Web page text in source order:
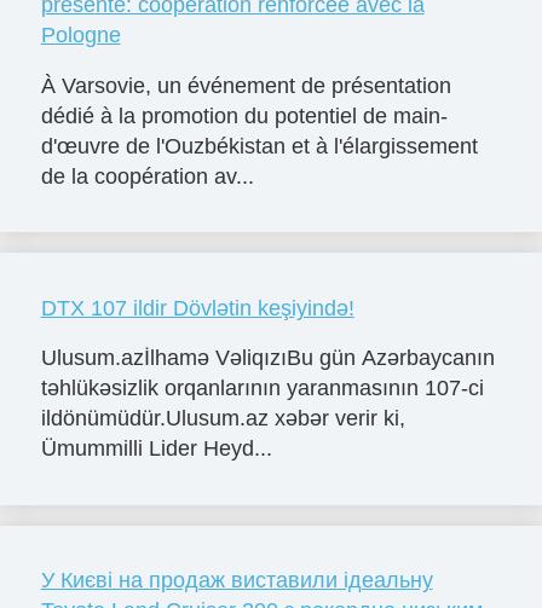
Pologne
À Varsovie, un événement de présentation
dédié à la promotion du potentiel de main-
d'œuvre de l'Ouzbékistan et à l'élargissement
de la coopération av...
DTX 107 ildir Dövlətin keşiyində!
Ulusum.azİlhamə VəliqızıBu gün Azərbaycanın
təhlükəsizlik orqanlarının yaranmasının 107-ci
ildönümüdür.Ulusum.az xəbər verir ki,
Ümummilli Lider Heyd...
У Києві на продаж виставили ідеальну